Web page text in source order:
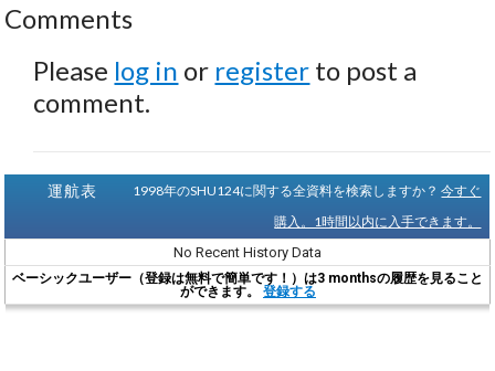
Comments
Please log in or register to post a
comment.
運航表 1998年のSHU124に関する全資料を検索しますか？今すぐ
購入。1時間以内に入手できます。
No Recent History Data
ベーシックユーザー（登録は無料で簡単です！）は3 monthsの履歴を見ること
ができます。 登録する